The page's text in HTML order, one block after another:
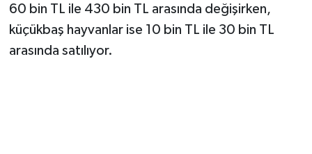
60 bin TL ile 430 bin TL arasında değişirken,
küçükbaş hayvanlar ise 10 bin TL ile 30 bin TL
arasında satılıyor.